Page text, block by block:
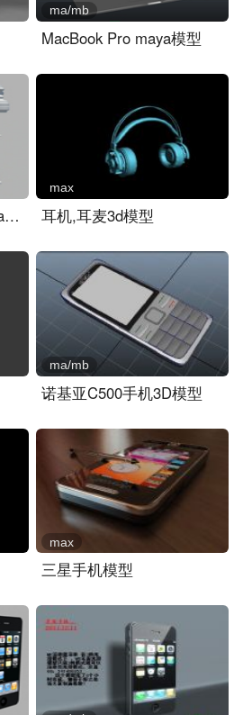
MacBook Pro maya模型
ma/mb
复古电话,老式电话maya模型.. 耳机,耳麦3d模型
max
诺基亚C500手机3D模型
ma/mb
三星手机模型
max